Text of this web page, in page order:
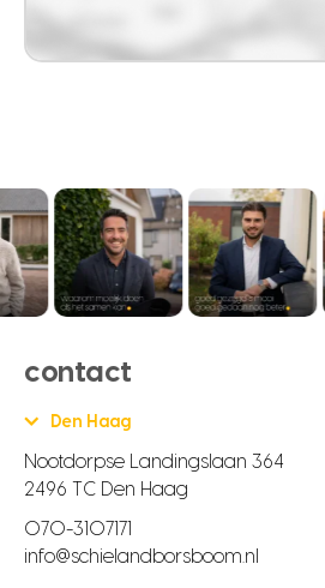
contact
Den Haag
Nootdorpse Landingslaan 364
2496 TC Den Haag
070-3107171
info@schielandborsboom.nl